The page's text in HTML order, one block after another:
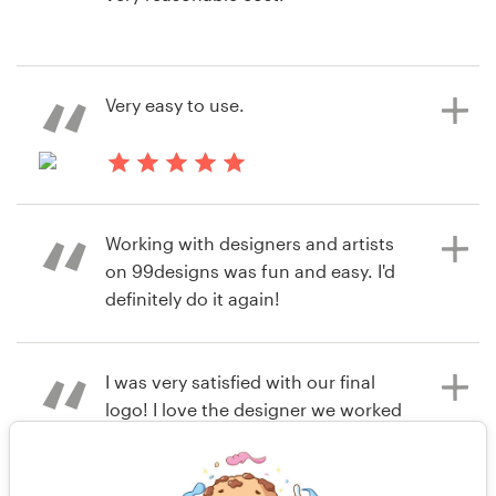
Ver su concurso de página web
Ver su concurso de logotipo
Widiberto
paquete de imagen corporativa
Ver su concurso de logotipo
Very easy to use.
hace 7 años
T. M. White
Ver su concurso de Gráficos e
Ilustraciones
Working with designers and artists
on 99designs was fun and easy. I'd
definitely do it again!
I was very satisfied with our final
logo! I love the designer we worked
submissions I wish we had more